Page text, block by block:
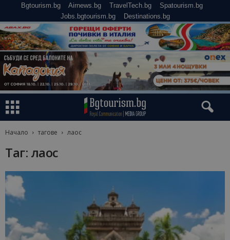
Bgtourism.bg Airnews.bg TravelTech.bg
Spatourism.bg
Jobs.bgtourism.bg
Destinations.bg
Начало тагове лаос
Таг: лаос